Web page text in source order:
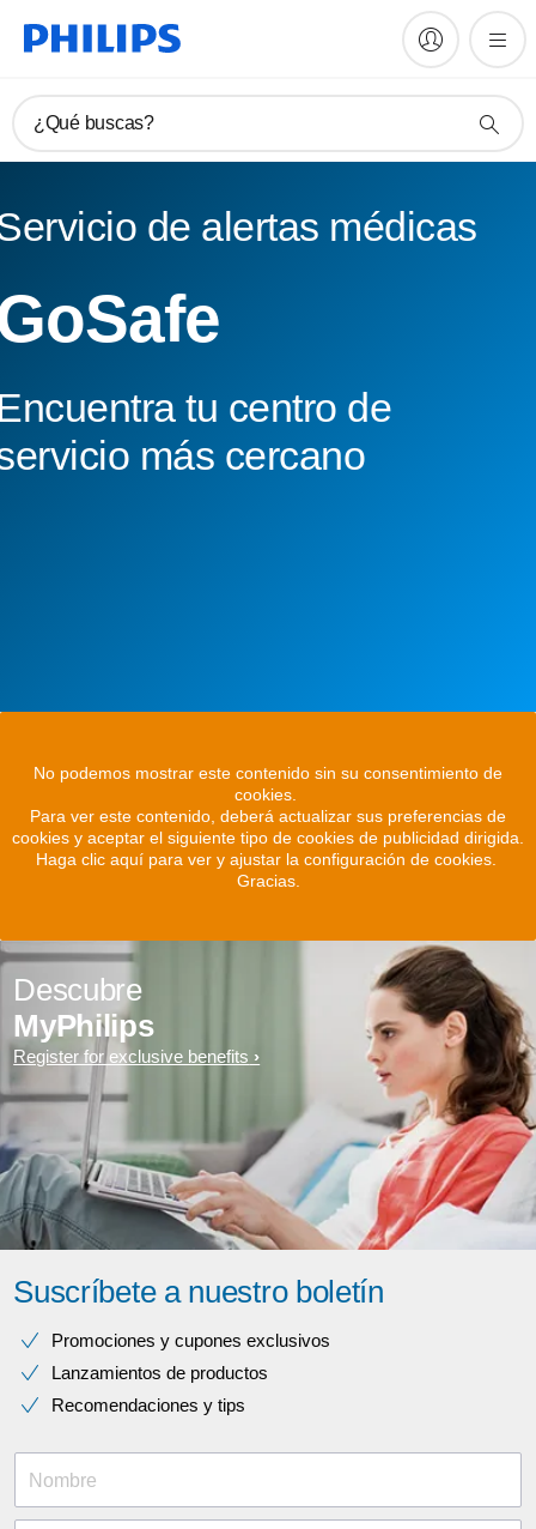
¿Qué buscas?
de alertas médicas
tu centro de
más cercano
No podemos mostrar este contenido sin su consentimiento de
cookies.
Para ver este contenido, deberá actualizar sus preferencias de
cookies y aceptar el siguiente tipo de cookies de publicidad dirigida.
Haga clic aquí para ver y ajustar la configuración de cookies.
Gracias.
Descubre
MyPhilips
Register for exclusive benefits
Suscríbete a nuestro boletín
Promociones y cupones exclusivos
Lanzamientos de productos
Recomendaciones y tips
Nombre